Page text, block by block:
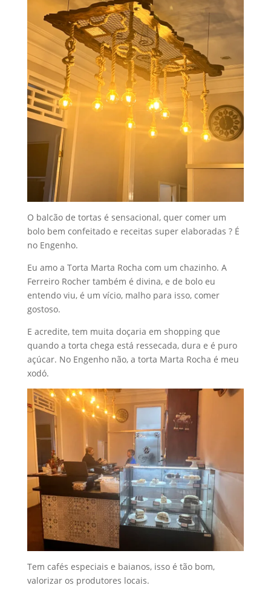
O balcão de tortas é sensacional, quer comer um
bolo bem confeitado e receitas super elaboradas ? É
no Engenho.
Eu amo a Torta Marta Rocha com um chazinho. A
Ferreiro Rocher também é divina, e de bolo eu
entendo viu, é um vício, malho para isso, comer
gostoso.
E acredite, tem muita doçaria em shopping que
quando a torta chega está ressecada, dura e é puro
açúcar. No Engenho não, a torta Marta Rocha é meu
xodó.
Tem cafés especiais e baianos, isso é tão bom,
valorizar os produtores locais.